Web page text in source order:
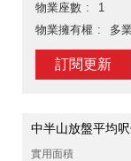
物業座數
1
物業擁有權
多
訂閱更新
中半山放盤平均
實用面積